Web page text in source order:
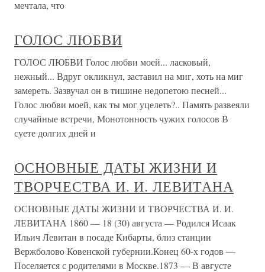
мечтала, что
ГОЛОС ЛЮБВИ
ГОЛОС ЛЮБВИ Голос любви моей... ласковый,
нежный... Вдруг окликнул, заставил на миг, хоть на миг
замереть. Зазвучал он в тишине недопетою песней...
Голос любви моей, как ты мог уцелеть?.. Память развеяли
случайные встречи, Монотонность чужих голосов В
суете долгих дней и
ОСНОВНЫЕ ДАТЫ ЖИЗНИ И
ТВОРЧЕСТВА И. И. ЛЕВИТАНА
ОСНОВНЫЕ ДАТЫ ЖИЗНИ И ТВОРЧЕСТВА И. И.
ЛЕВИТАНА 1860 — 18 (30) августа — Родился Исаак
Ильич Левитан в посаде Кибарты, близ станции
Вержболово Ковенской губернии.Конец 60-х годов —
Поселяется с родителями в Москве.1873 — В августе